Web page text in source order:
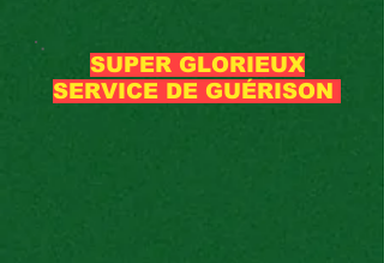
SUPER GLORIEUX
SERVICE DE GUÉRISON